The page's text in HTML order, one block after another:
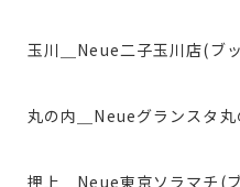
玉川＿Neue二子玉川店(ブ
丸の内＿Neueグランスタ
押上＿Neue東京ソラマチ(